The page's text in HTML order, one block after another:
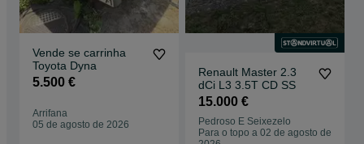
Vende se carrinha
Toyota Dyna
5.500 €
Arrifana
05 de agosto de 2026
Renault Master 2.3
dCi L3 3.5T CD SS
15.000 €
Pedroso E Seixezelo
Para o topo a 02 de agosto de